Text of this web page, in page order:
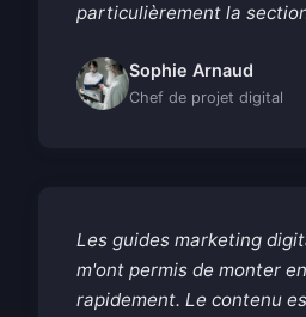
particulièrement la
Sophie Arnaud
Chef de projet digital
Les guides marketing
m'ont permis de monter
rapidement. Le contenu